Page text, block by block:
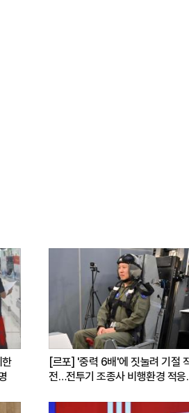
[르포] '중력 6배'에 짓눌려 기절
전…전투기 조종사 비행환경 적응